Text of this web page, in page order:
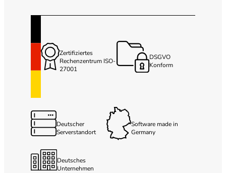
Zertifiziertes
Rechenzentrum ISO-
27001
DSGVO
Konform
Deutscher
Serverstandort
Software made in
Germany
Deutsches
Unternehmen